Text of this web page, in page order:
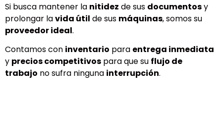
Si busca mantener la nitidez de sus documentosy
prolongar lavida útil de sus máquinas, somos su
proveedor ideal.
Contamos con inventario para entrega inmediata
y precios competitivos para que su flujo de
trabajo no sufra ninguna interrupción.